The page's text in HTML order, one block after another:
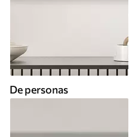
De personas